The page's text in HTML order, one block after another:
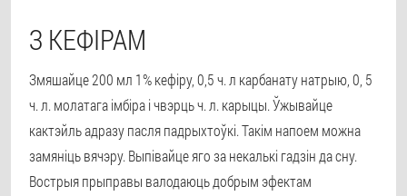
З КЕФІРАМ
Змяшайце 200 мл 1% кефіру, 0,5 ч. л карбанату натрыю, 0, 5
ч. л. молатага імбіра і чвэрць ч. л. карыцы. Ўжывайце
кактэйль адразу пасля падрыхтоўкі. Такім напоем можна
замяніць вячэру. Выпівайце яго за некалькі гадзін да сну.
Вострыя прыправы валодаюць добрым эфектам